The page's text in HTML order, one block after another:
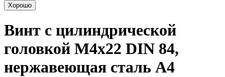
Хорошо
Винт с цилиндрической
головкой М4х22 DIN 84,
нержавеющая сталь А4